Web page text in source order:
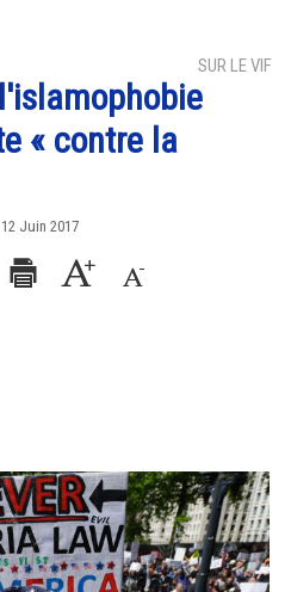
SUR LE VIF
« contre la
Juin 2017